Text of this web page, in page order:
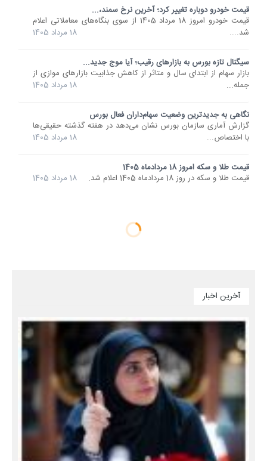
قیمت خودرو دوباره تغییر کرد؛ آخرین نرخ سمند،...
قیمت خودرو امروز 18 مرداد 1405 از سوی بنگاه‌های معاملاتی اعلام
شد....
18 مرداد 1405
سیگنال تازه بورس به بازارهای رقیب؛ آیا موج جدید...
بازار سهام از ابتدای سال و متاثر از کاهش جذابیت بازارهای موازی از
جمله...
18 مرداد 1405
نگاهی به جدیدترین وضعیت سهام‌داران فعال بورس
گزارش آماری سازمان بورس نشان می‌دهد در هفته گذشته حقیقی‌ها
با اختصاص...
18 مرداد 1405
قیمت طلا و سکه امروز 18 مردادماه 1405
قیمت طلا و سکه در روز 18 مردادماه 1405 اعلام شد.
18 مرداد 1405
آخرین اخبار